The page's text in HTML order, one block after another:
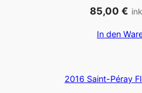
85,00 €
In den
2016 Saint-Péray